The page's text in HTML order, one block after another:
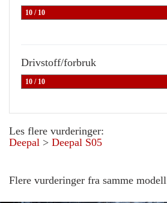
10 / 10
Drivstoff/forbruk
10 / 10
Les flere vurderinger:
Deepal > Deepal S05
Flere vurderinger fra samme modell